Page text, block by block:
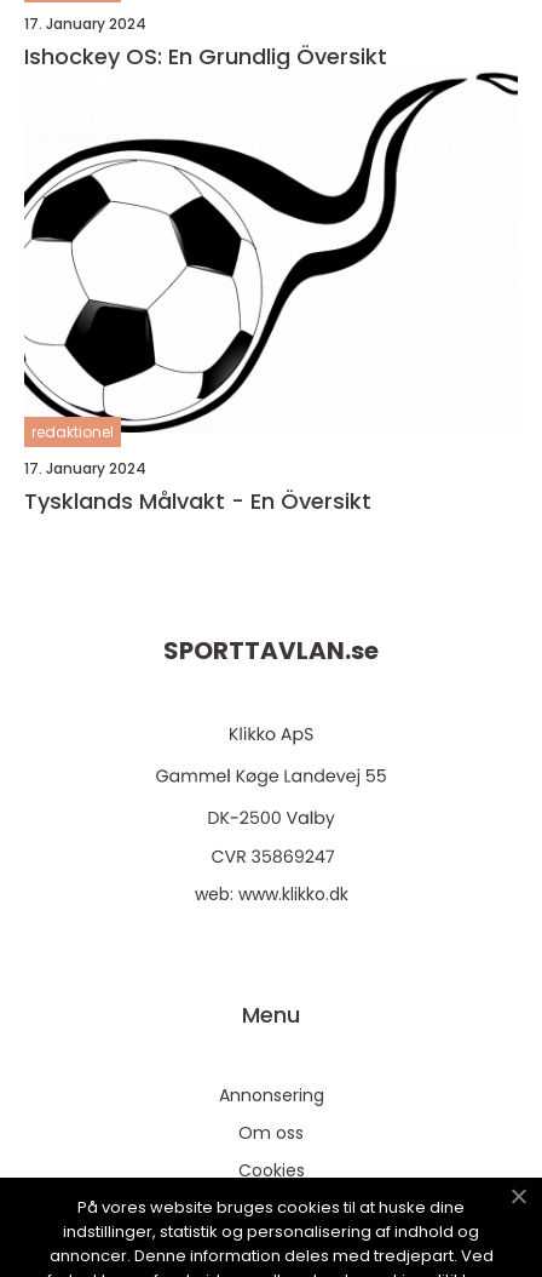
17. January 2024
Ishockey OS: En Grundlig Översikt
redaktionel
17. January 2024
Tysklands Målvakt - En Översikt
SPORTTAVLAN.se
web: www.klikko.dk
Menu
Annonsering
Om oss
Cookies
Kontakta oss
Sitemap
På vores website bruges cookies til at huske dine
indstillinger, statistik og personalisering af indhold og
annoncer. Denne information deles med tredjepart. Ved